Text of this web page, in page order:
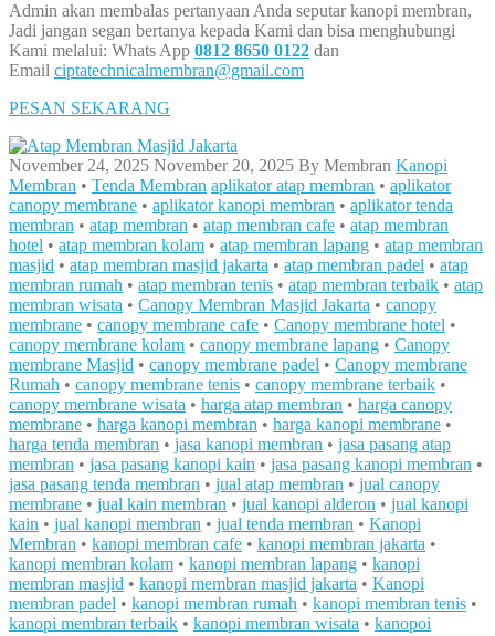
Admin akan membalas pertanyaan Anda seputar kanopi membran,
Jadi jangan segan bertanya kepada Kami dan bisa menghubungi
Kami melalui: Whats App 0812 8650 0122 dan
Email ciptatechnicalmembran@gmail.com
PESAN SEKARANG
November 24, 2025 November 20, 2025 By Membran Kanopi
Membran • Tenda Membran aplikator atap membran • aplikator
canopy membrane • aplikator kanopi membran • aplikator tenda
membran • atap membran • atap membran cafe • atap membran
hotel • atap membran kolam • atap membran lapang • atap membran
masjid • atap membran masjid jakarta • atap membran padel • atap
membran rumah • atap membran tenis • atap membran terbaik • atap
membran wisata • Canopy Membran Masjid Jakarta • canopy
membrane • canopy membrane cafe • Canopy membrane hotel •
canopy membrane kolam • canopy membrane lapang • Canopy
membrane Masjid • canopy membrane padel • Canopy membrane
Rumah • canopy membrane tenis • canopy membrane terbaik •
canopy membrane wisata • harga atap membran • harga canopy
membrane • harga kanopi membran • harga kanopi membrane •
harga tenda membran • jasa kanopi membran • jasa pasang atap
membran • jasa pasang kanopi kain • jasa pasang kanopi membran •
jasa pasang tenda membran • jual atap membran • jual canopy
membrane • jual kain membran • jual kanopi alderon • jual kanopi
kain • jual kanopi membran • jual tenda membran • Kanopi
Membran • kanopi membran cafe • kanopi membran jakarta •
kanopi membran kolam • kanopi membran lapang • kanopi
membran masjid • kanopi membran masjid jakarta • Kanopi
membran padel • kanopi membran rumah • kanopi membran tenis •
kanopi membran terbaik • kanopi membran wisata • kanopoi